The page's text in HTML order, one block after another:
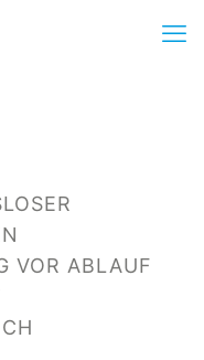
VOR ABLAUF